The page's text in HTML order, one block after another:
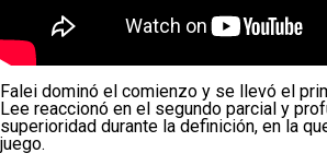
Falei dominó el comienzo y se llevó el
Lee reaccionó en el segundo parcial y
superioridad durante la definición, en la
juego.